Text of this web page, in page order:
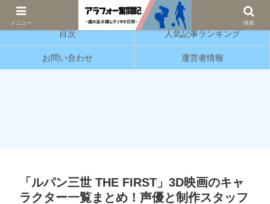
サッカーと育児の情報発信をしています。
目次 人気記事ランキング
お問い合わせ 運営者情報
「ルパン三世 THE FIRST」3D映画のキャ
ラクター一覧まとめ！声優と制作スタッフ
メニュー 検索